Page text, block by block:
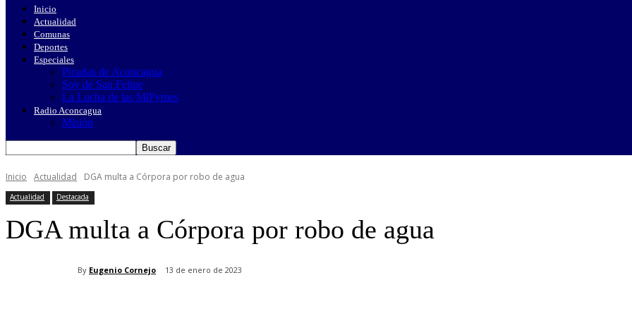
Inicio
Actualidad
Comunas
Deportes
Especiales
Picadas de Aconcagua
Soy de San Felipe
La Lucha de las MiPymes
Radio Aconcagua
Misión
Inicio Actualidad DGA multa a Córpora por robo de agua
Actualidad Destacada
DGA multa a Córpora por robo de agua
By Eugenio Cornejo 13 de enero de 2023